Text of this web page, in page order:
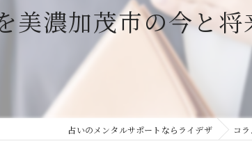
美濃加茂市の今と
占いのメンタルサポートならライデザ コラ